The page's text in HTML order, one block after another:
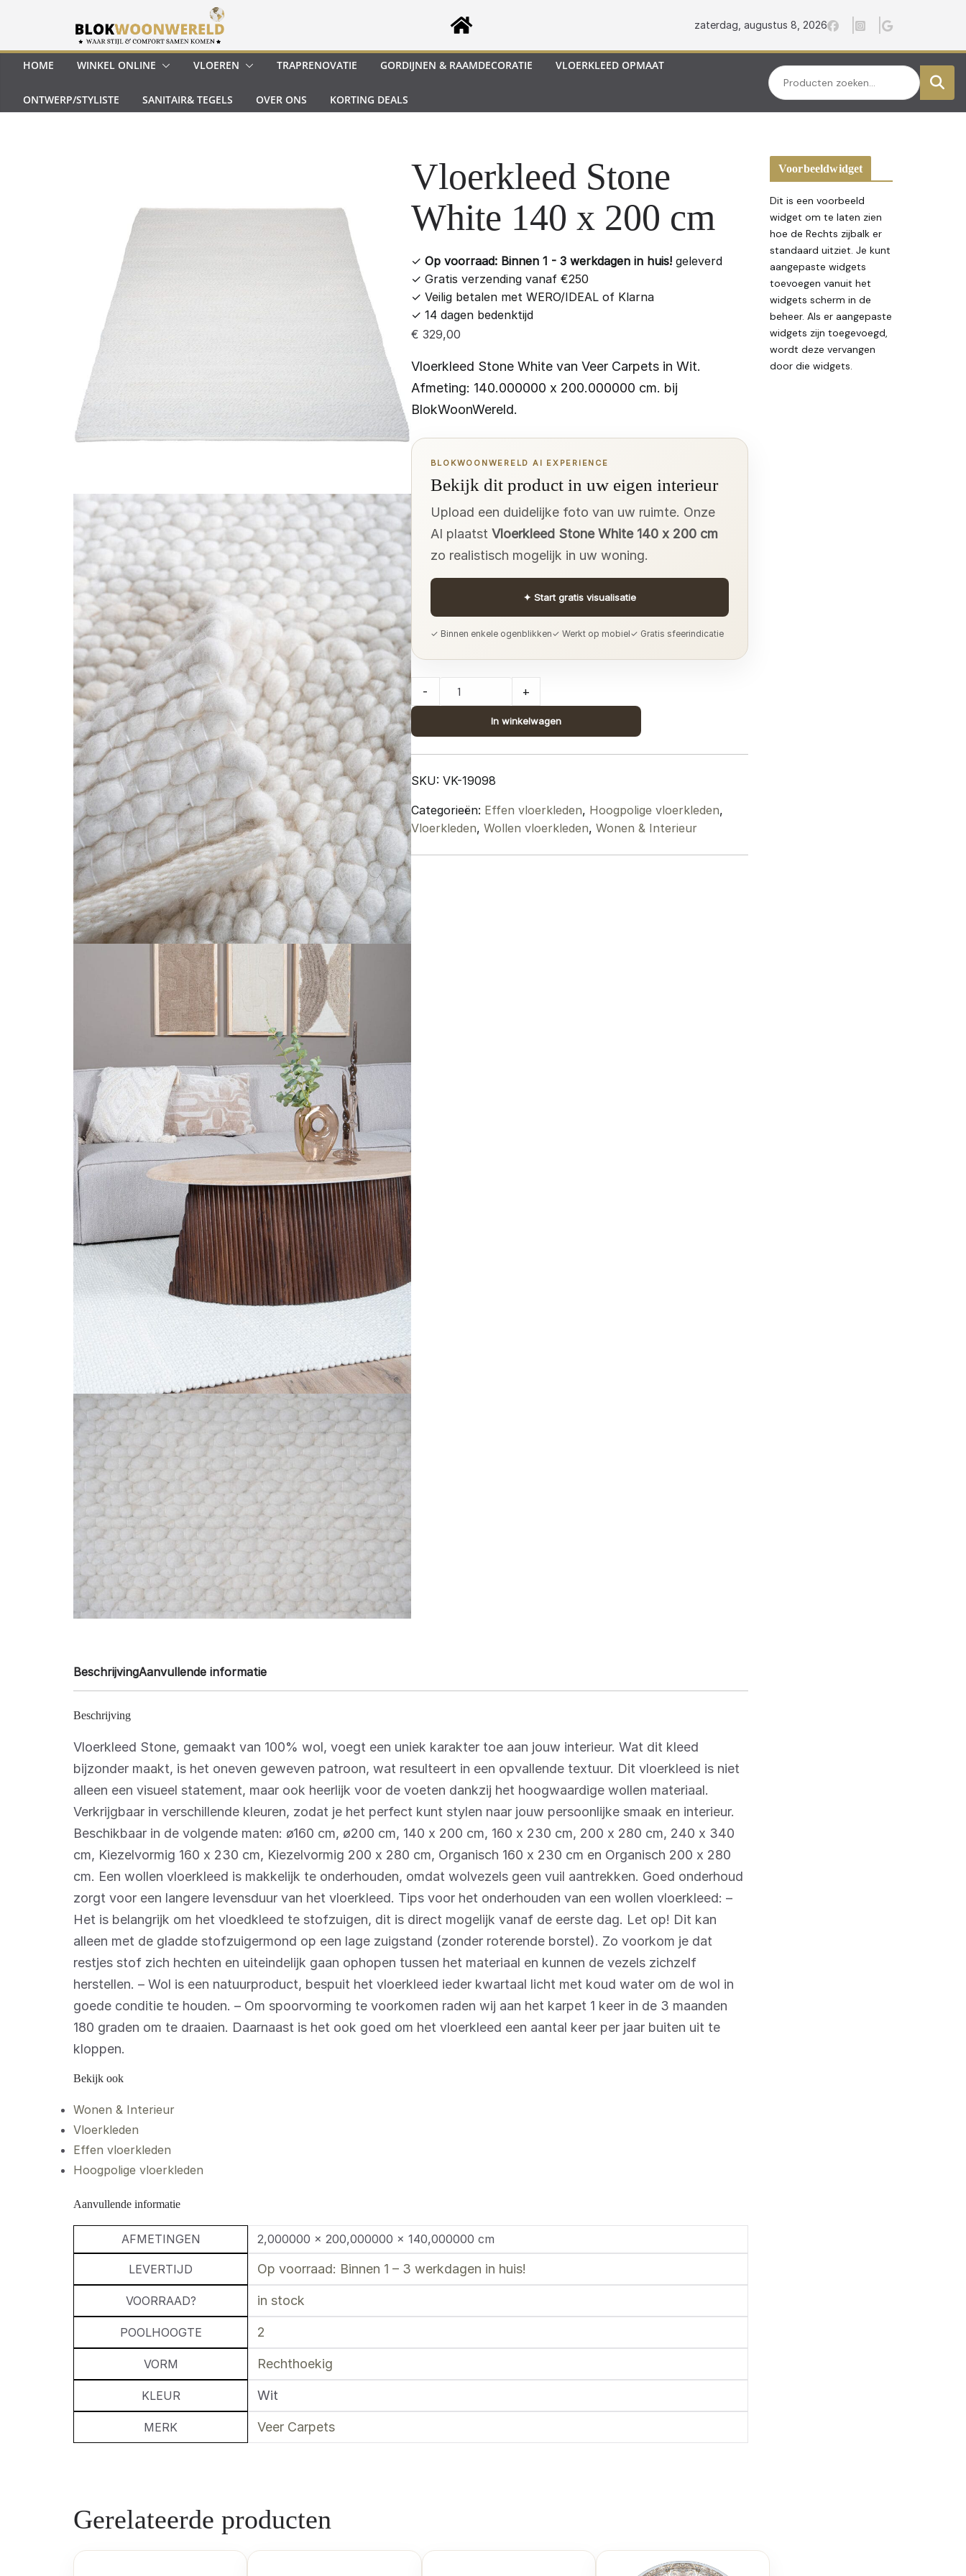
inhoud
zaterdag, augustus 8, 2026
HOME WINKEL ONLINE VLOEREN TRAPRENOVATIE GORDIJNEN & RAAMDECORATIE VLOERKLEED OPMAAT
ONTWERP/STYLISTE SANITAIR& TEGELS OVER ONS KORTING DEALS
Zoeken
Vloerkleed Stone
White 140 x 200 cm
✓ Op voorraad: Binnen 1 - 3 werkdagen in huis!geleverd
✓ Gratis verzending vanaf €250
✓ Veilig betalen met WERO/IDEAL of Klarna
✓ 14 dagen bedenktijd
€ 329,00
Vloerkleed Stone White van Veer Carpets in Wit.
Afmeting: 140.000000 x 200.000000 cm. bij
BlokWoonWereld.
BLOKWOONWERELD AI EXPERIENCE
Bekijk dit product in uw eigen interieur
Upload een duidelijke foto van uw ruimte. Onze
AI plaatst Vloerkleed Stone White 140 x 200 cm
zo realistisch mogelijk in uw woning.
✦ Start gratis visualisatie
✓ Binnen enkele ogenblikken✓ Werkt op mobiel✓ Gratis sfeerindicatie
Vloerkleed
Stone
White
140
x
200
quantity
- +
In winkelwagen
SKU: VK-19098
Categorieën: Effen vloerkleden, Hoogpolige vloerkleden,
Vloerkleden, Wollen vloerkleden, Wonen & Interieur
BeschrijvingAanvullende informatie
Beschrijving
Vloerkleed Stone, gemaakt van 100% wol, voegt een uniek karakter toe aan jouw interieur. Wat dit kleed
bijzonder maakt, is het oneven geweven patroon, wat resulteert in een opvallende textuur. Dit vloerkleed is niet
alleen een visueel statement, maar ook heerlijk voor de voeten dankzij het hoogwaardige wollen materiaal.
Verkrijgbaar in verschillende kleuren, zodat je het perfect kunt stylen naar jouw persoonlijke smaak en interieur.
Beschikbaar in de volgende maten: ø160 cm, ø200 cm, 140 x 200 cm, 160 x 230 cm, 200 x 280 cm, 240 x 340
cm, Kiezelvormig 160 x 230 cm, Kiezelvormig 200 x 280 cm, Organisch 160 x 230 cm en Organisch 200 x 280
cm. Een wollen vloerkleed is makkelijk te onderhouden, omdat wolvezels geen vuil aantrekken. Goed onderhoud
zorgt voor een langere levensduur van het vloerkleed. Tips voor het onderhouden van een wollen vloerkleed: –
Het is belangrijk om het vloedkleed te stofzuigen, dit is direct mogelijk vanaf de eerste dag. Let op! Dit kan
alleen met de gladde stofzuigermond op een lage zuigstand (zonder roterende borstel). Zo voorkom je dat
restjes stof zich hechten en uiteindelijk gaan ophopen tussen het materiaal en kunnen de vezels zichzelf
herstellen. – Wol is een natuurproduct, bespuit het vloerkleed ieder kwartaal licht met koud water om de wol in
goede conditie te houden. – Om spoorvorming te voorkomen raden wij aan het karpet 1 keer in de 3 maanden
180 graden om te draaien. Daarnaast is het ook goed om het vloerkleed een aantal keer per jaar buiten uit te
kloppen.
Bekijk ook
Wonen & Interieur
Vloerkleden
Effen vloerkleden
Hoogpolige vloerkleden
Aanvullende informatie
AFMETINGEN 2,000000 × 200,000000 × 140,000000 cm
LEVERTIJD Op voorraad: Binnen 1 – 3 werkdagen in huis!
VOORRAAD? in stock
POOLHOOGTE 2
VORM Rechthoekig
KLEUR Wit
MERK Veer Carpets
Gerelateerde producten
Voorbeeldwidget
Dit is een voorbeeld
widget om te laten zien
hoe de Rechts zijbalk er
standaard uitziet. Je kunt
aangepaste widgets
toevoegen vanuit het
widgets scherm in de
beheer. Als er aangepaste
widgets zijn toegevoegd,
wordt deze vervangen
door die widgets.